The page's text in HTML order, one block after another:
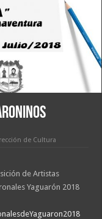
de Cultura
de Artistas
Yaguarón 2018